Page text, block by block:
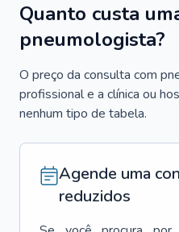
Quanto custa
pneumologista?
O preço da consulta com
profissional e a clínica ou
nenhum tipo de tabela.
Agende uma
reduzidos